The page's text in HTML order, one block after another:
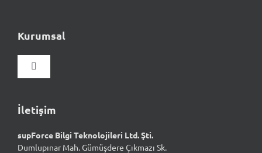
Kurumsal
Gezinmeyi
Vizyon & Misyon
İletişim
supForce Bilgi Teknolojileri Ltd. Şti.
Dumlupınar Mah. Gümüşdere Çıkmazı Sk.